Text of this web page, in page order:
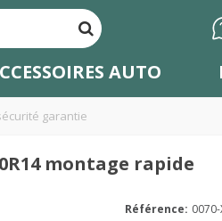
AUTO
garantie
montage rapide
Référence: